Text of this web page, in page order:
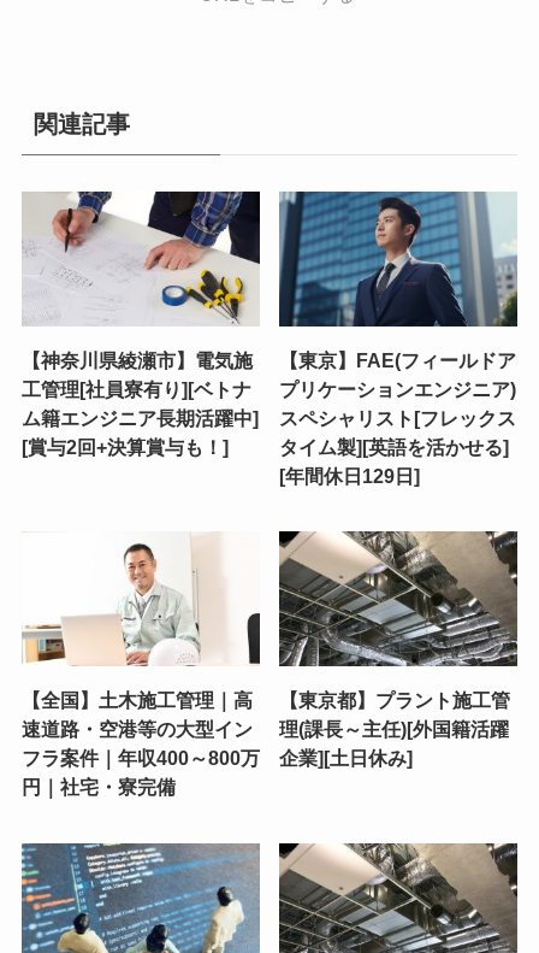
関連記事
【神奈川県綾瀬市】電気施
工管理[社員寮有り][ベトナ
ム籍エンジニア長期活躍中]
[賞与2回+決算賞与も！]
【東京】FAE(フィールドア
プリケーションエンジニア)
スペシャリスト[フレックス
タイム製][英語を活かせる]
[年間休日129日]
【全国】土木施工管理｜高
速道路・空港等の大型イン
フラ案件｜年収400～800万
円｜社宅・寮完備
【東京都】プラント施工管
理(課長～主任)[外国籍活躍
企業][土日休み]